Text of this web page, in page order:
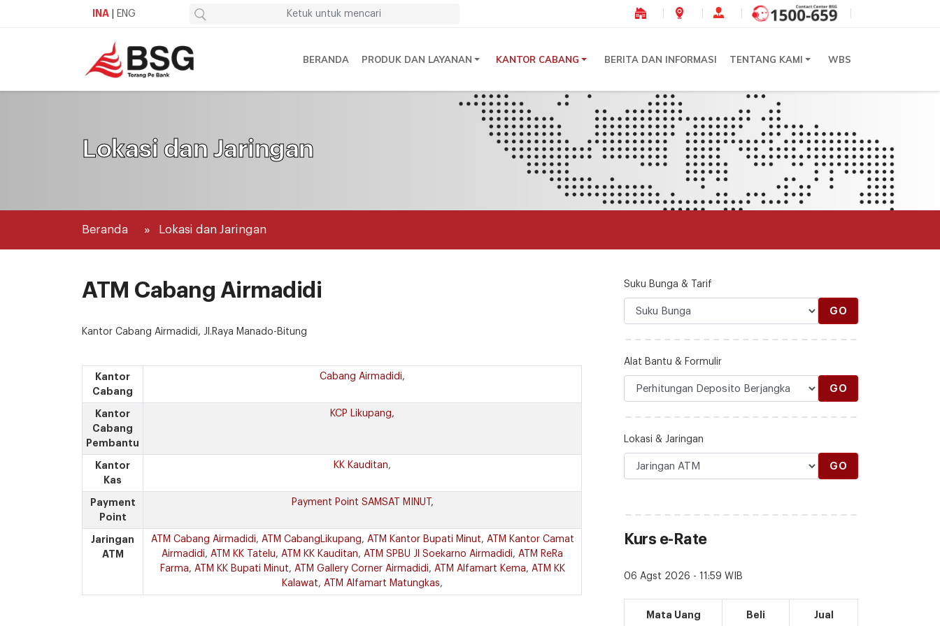
INA ENG
BERANDA PRODUK DAN LAYANAN KANTOR CABANG BERITA DAN INFORMASI TENTANG KAMI WBS
Lokasi dan Jaringan
Beranda Lokasi dan Jaringan
ATM Cabang Airmadidi
Kantor Cabang Airmadidi, Jl.Raya Manado-Bitung
Kantor
Cabang
Cabang Airmadidi,
Kantor
Cabang
Pembantu
KCP Likupang,
Kantor
Kas
KK Kauditan,
Payment
Point
Payment Point SAMSAT MINUT ,
Jaringan
ATM
ATM Cabang Airmadidi, ATM CabangLikupang, ATM Kantor Bupati Minut, ATM Kantor Camat
Airmadidi, ATM KK Tatelu, ATM KK Kauditan, ATM SPBU Jl Soekarno Airmadidi, ATM ReRa
Farma, ATM KK Bupati Minut, ATM Gallery Corner Airmadidi, ATM Alfamart Kema, ATM KK
Kalawat, ATM Alfamart Matungkas,
Suku Bunga & Tarif
GO
Alat Bantu & Formulir
GO
Lokasi & Jaringan
GO
Kurs e-Rate
06 Agst 2026 - 11:59 WIB
Mata Uang Beli Jual